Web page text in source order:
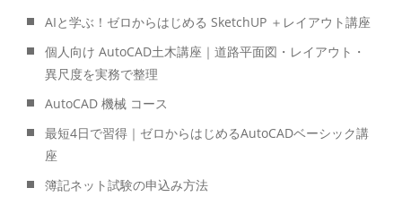
AIと学ぶ！ゼロからはじめる SketchUP ＋レイアウト講座
個人向け AutoCAD土木講座｜道路平面図・レイアウト・
異尺度を実務で整理
AutoCAD 機械 コース
最短4日で習得｜ゼロからはじめるAutoCADベーシック講
座
簿記ネット試験の申込み方法